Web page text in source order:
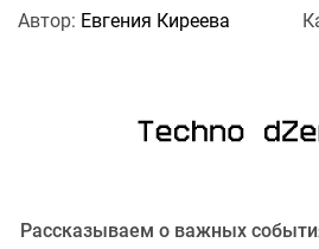
Автор: Евгения Киреева
Рассказываем о важных